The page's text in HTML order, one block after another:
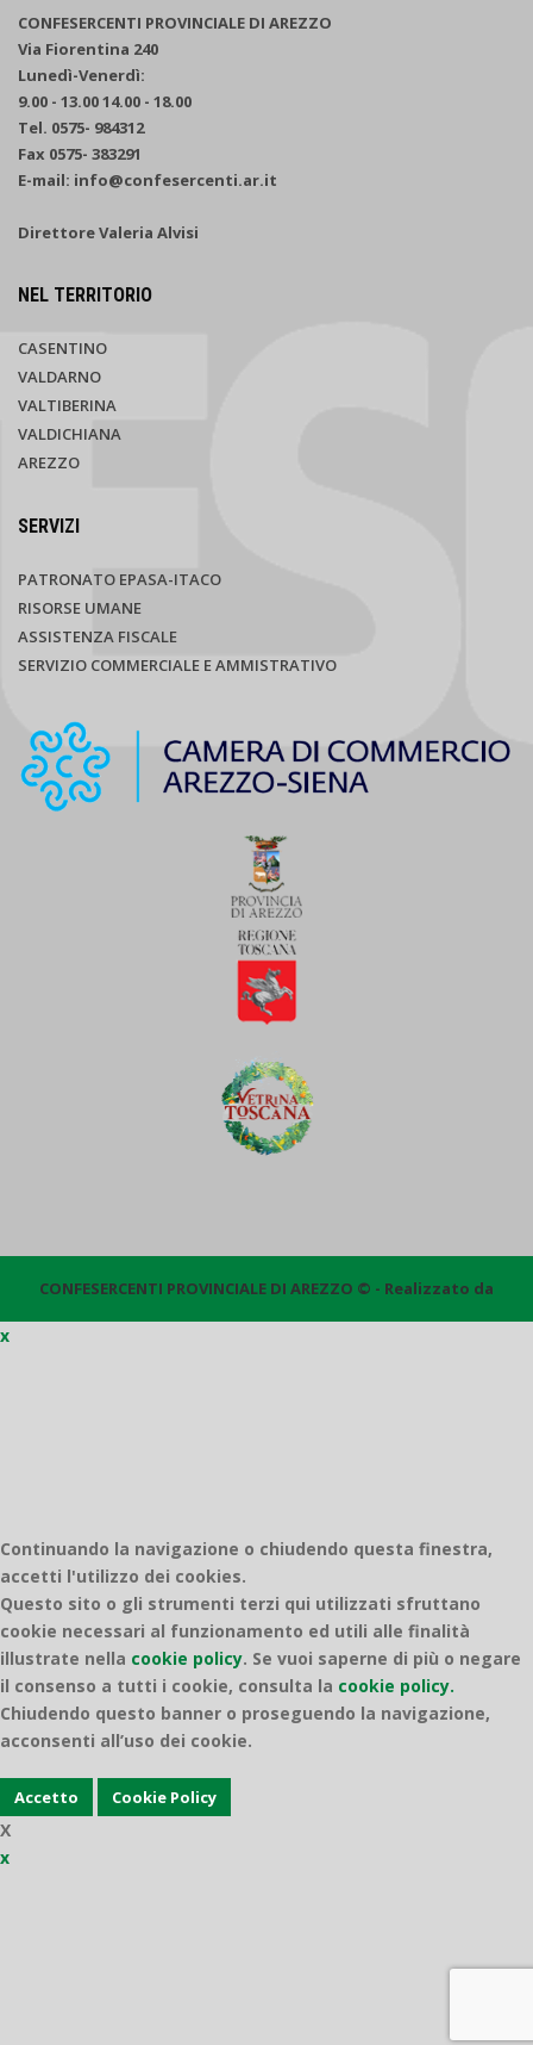
CONFESERCENTI PROVINCIALE DI AREZZO
Via Fiorentina 240
Lunedì-Venerdì:
9.00 - 13.00 14.00 - 18.00
Tel. 0575- 984312
Fax 0575- 383291
E-mail: info@confesercenti.ar.it
Direttore Valeria Alvisi
NEL TERRITORIO
CASENTINO
VALDARNO
VALTIBERINA
VALDICHIANA
AREZZO
SERVIZI
PATRONATO EPASA-ITACO
RISORSE UMANE
ASSISTENZA FISCALE
SERVIZIO COMMERCIALE E AMMISTRATIVO
CONFESERCENTI PROVINCIALE DI AREZZO © - Realizzato da
x
Continuando la navigazione o chiudendo questa finestra,
accetti l'utilizzo dei cookies.
Questo sito o gli strumenti terzi qui utilizzati sfruttano
cookie necessari al funzionamento ed utili alle finalità
illustrate nella cookie policy. Se vuoi saperne di più o negare
il consenso a tutti i cookie, consulta la cookie policy.
Chiudendo questo banner o proseguendo la navigazione,
acconsenti all’uso dei cookie.
Accetto Cookie Policy
X
x